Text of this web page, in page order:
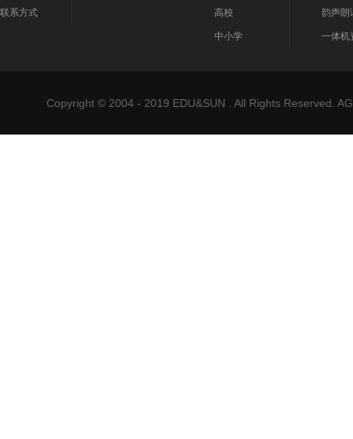
联系方式 高校
中小学
韵声朗
一体机
Copyright © 2004 - 2019 EDU&SUN . All Rights Reserved.